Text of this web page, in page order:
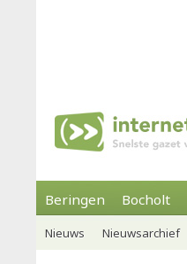
Beringen Bocholt
Nieuws Nieuwsarchief